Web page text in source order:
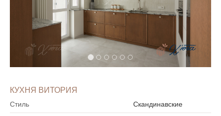
КУХНЯ ВИТОРИЯ
Стиль
Скандинавские